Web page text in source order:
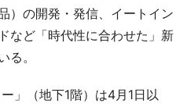
）の開発・発信、イートイン
など「時代性に合わせた」新
る。
」（地下1階）は4月1日以